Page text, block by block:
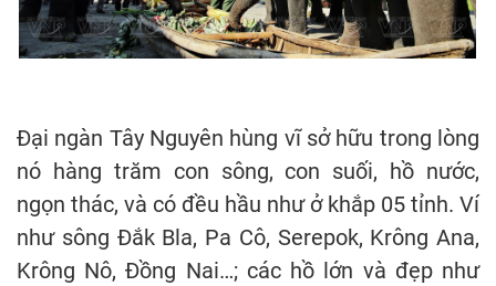
Đại ngàn Tây Nguyên hùng vĩ sở hữu trong lòng
nó hàng trăm con sông, con suối, hồ nước,
ngọn thác, và có đều hầu như ở khắp 05 tỉnh. Ví
như sông Đắk Bla, Pa Cô, Serepok, Krông Ana,
Krông Nô, Đồng Nai…; các hồ lớn và đẹp như